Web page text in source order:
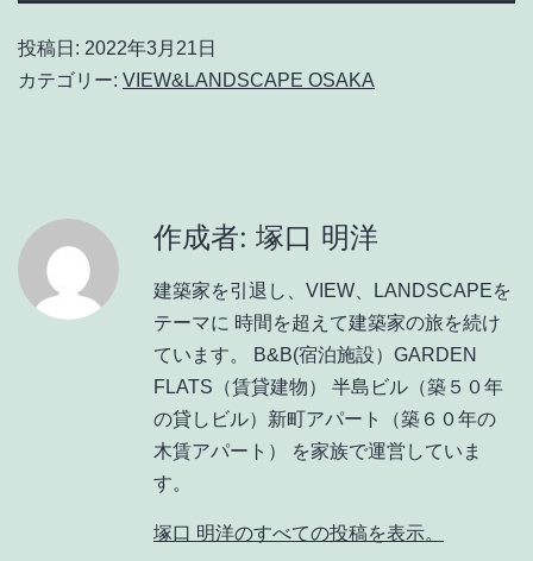
投稿日: 2022年3月21日
カテゴリー: VIEW&LANDSCAPE OSAKA
作成者: 塚口 明洋
建築家を引退し、VIEW、LANDSCAPEを
テーマに 時間を超えて建築家の旅を続け
ています。 B&B(宿泊施設）GARDEN
FLATS（賃貸建物） 半島ビル（築５０年
の貸しビル）新町アパート（築６０年の
木賃アパート） を家族で運営していま
す。
塚口 明洋のすべての投稿を表示。